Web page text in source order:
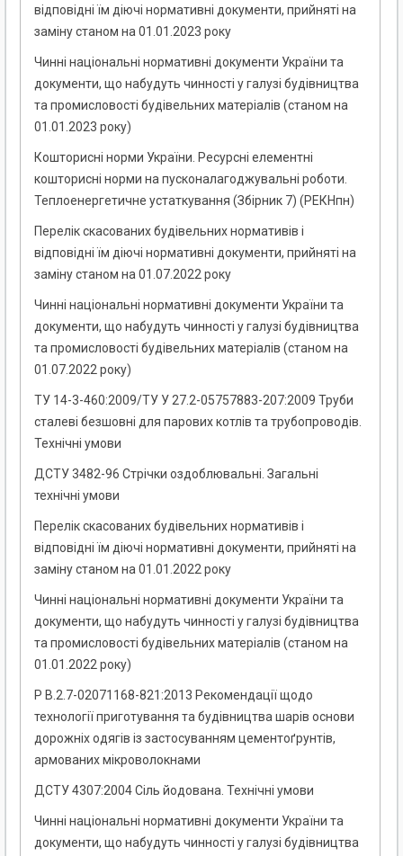
відповідні їм діючі нормативні документи, прийняті на
заміну станом на 01.01.2023 року
Чинні національні нормативні документи України та
документи, що набудуть чинності у галузі будівництва
та промисловості будівельних матеріалів (станом на
01.01.2023 року)
Кошторисні норми України. Ресурсні елементні
кошторисні норми на пусконалагоджувальні роботи.
Теплоенергетичне устаткування (Збірник 7) (РЕКНпн)
Перелік скасованих будівельних нормативів і
відповідні їм діючі нормативні документи, прийняті на
заміну станом на 01.07.2022 року
Чинні національні нормативні документи України та
документи, що набудуть чинності у галузі будівництва
та промисловості будівельних матеріалів (станом на
01.07.2022 року)
ТУ 14-3-460:2009/ТУ У 27.2-05757883-207:2009 Труби
сталеві безшовні для парових котлів та трубопроводів.
Технічні умови
ДСТУ 3482-96 Стрічки оздоблювальні. Загальні
технічні умови
Перелік скасованих будівельних нормативів і
відповідні їм діючі нормативні документи, прийняті на
заміну станом на 01.01.2022 року
Чинні національні нормативні документи України та
документи, що набудуть чинності у галузі будівництва
та промисловості будівельних матеріалів (станом на
01.01.2022 року)
Р В.2.7-02071168-821:2013 Рекомендації щодо
технології приготування та будівництва шарів основи
дорожніх одягів із застосуванням цементоґрунтів,
армованих мікроволокнами
ДСТУ 4307:2004 Сіль йодована. Технічні умови
Чинні національні нормативні документи України та
документи, що набудуть чинності у галузі будівництва